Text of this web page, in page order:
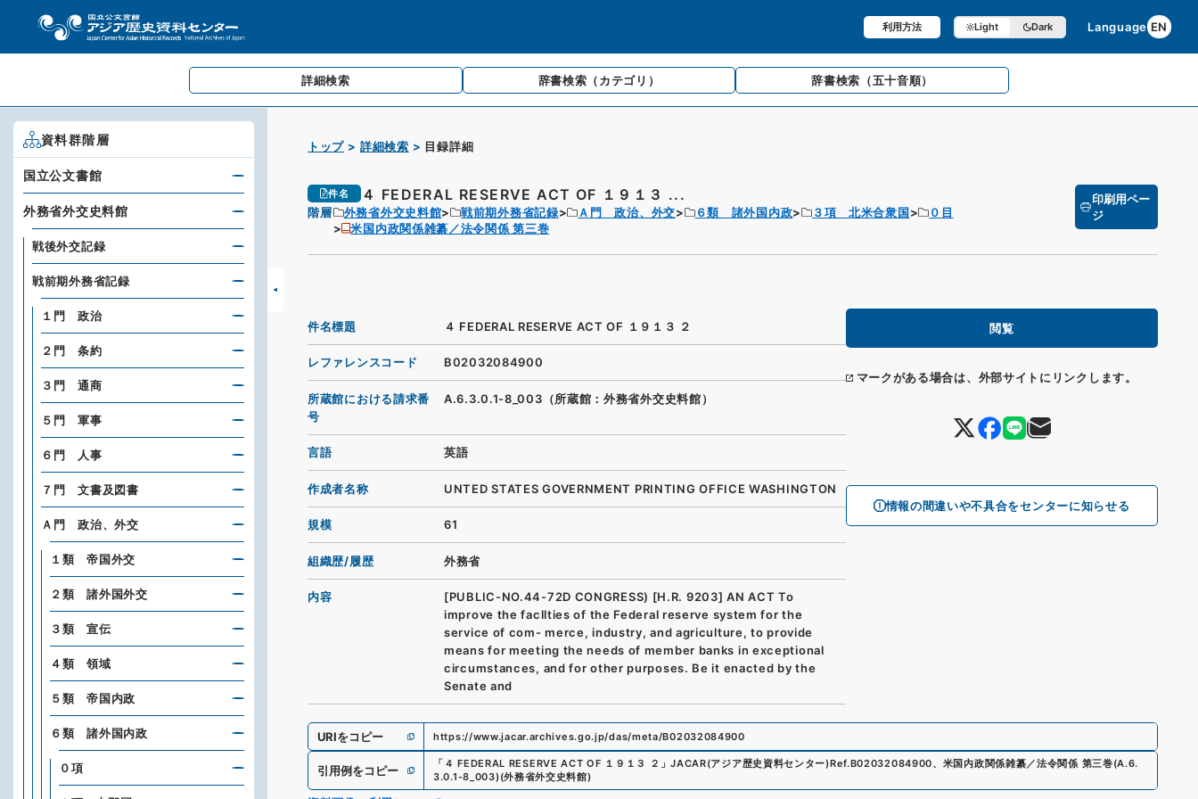
利用方法 Light Dark Language EN
詳細検索 辞書検索 （カテゴリ） 辞書検索 （五十音順）
トップ 詳細検索 目録詳細
件名 ４ FEDERAL RESERVE ACT OF １９１３ ...
階層 外務省外交史料館 戦前期外務省記録 Ａ門 政治、外交 ６類 諸外国内政 ３項 北米合衆国
０目
米国内政関係雑纂／法令関係 第三巻
印刷用ペー
ジ
閲覧
マークがある場合は、外部サイトにリンクします。
情報の間違いや不具合をセンターに知らせる
件名標題 ４ FEDERAL RESERVE ACT OF １９１３ ２
レファレンスコード B02032084900
所蔵館における請求番
号
A.6.3.0.1-8_003（所蔵館：外務省外交史料館）
言語 英語
作成者名称 UNTED STATES GOVERNMENT PRINTING OFFICE WASHINGTON
規模 61
組織歴/履歴 外務省
内容
[PUBLIC-NO.44-72D CONGRESS) [H.R. 9203] AN ACT To
improve the facllties of the Federal reserve system for the
service of com- merce, industry, and agriculture, to provide
means for meeting the needs of member banks in exceptional
circumstances, and for other purposes. Be it enacted by the
Senate and
URIをコピー https://www.jacar.archives.go.jp/das/meta/B02032084900
引用例をコピー 「 ４ FEDERAL RESERVE ACT OF １９１３ ２ 」JACAR(アジア歴史資料センター)Ref.B02032084900、 米国内政関係雑纂／法令関係 第三巻(A.6.
3.0.1-8_003)(外務省外交史料館)
資料群階層
国立公文書館
外務省外交史料館
戦後外交記録
戦前期外務省記録
１門 政治
２門 条約
３門 通商
５門 軍事
６門 人事
７門 文書及図書
Ａ門 政治、外交
１類 帝国外交
２類 諸外国外交
３類 宣伝
４類 領域
５類 帝国内政
６類 諸外国内政
０項